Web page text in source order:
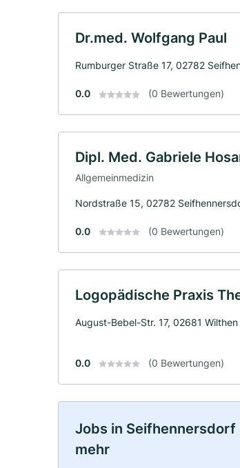
Dr.med. Wolfgang Paul
Rumburger Straße 17, 02782
0.0 (0 Bewertungen)
Dipl. Med. Gabriele
Allgemeinmedizin
Nordstraße 15, 02782
0.0 (0 Bewertungen)
Logopädische Praxis
August-Bebel-Str. 17, 02681 Wilthen
0.0 (0 Bewertungen)
Jobs in Seifhennersdorf
mehr